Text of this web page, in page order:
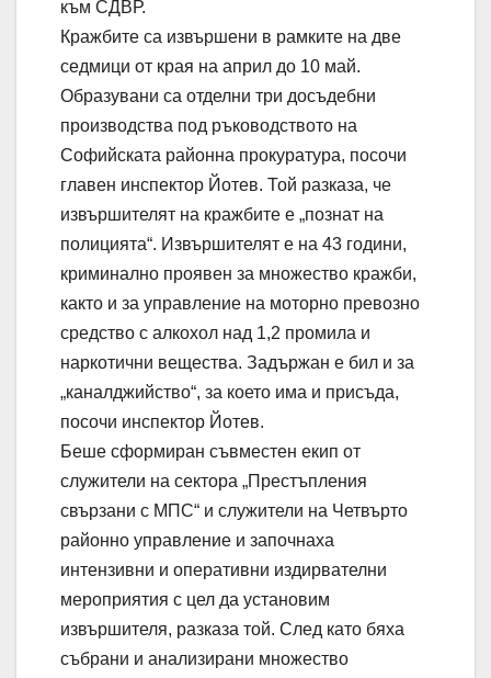
към СДВР.
Кражбите са извършени в рамките на две
седмици от края на април до 10 май.
Образувани са отделни три досъдебни
производства под ръководството на
Софийската районна прокуратура, посочи
главен инспектор Йотев. Той разказа, че
извършителят на кражбите е „познат на
полицията“. Извършителят е на 43 години,
криминално проявен за множество кражби,
както и за управление на моторно превозно
средство с алкохол над 1,2 промила и
наркотични вещества. Задържан е бил и за
„каналджийство“, за което има и присъда,
посочи инспектор Йотев.
Беше сформиран съвместен екип от
служители на сектора „Престъпления
свързани с МПС“ и служители на Четвърто
районно управление и започнаха
интензивни и оперативни издирвателни
мероприятия с цел да установим
извършителя, разказа той. След като бяха
събрани и анализирани множество